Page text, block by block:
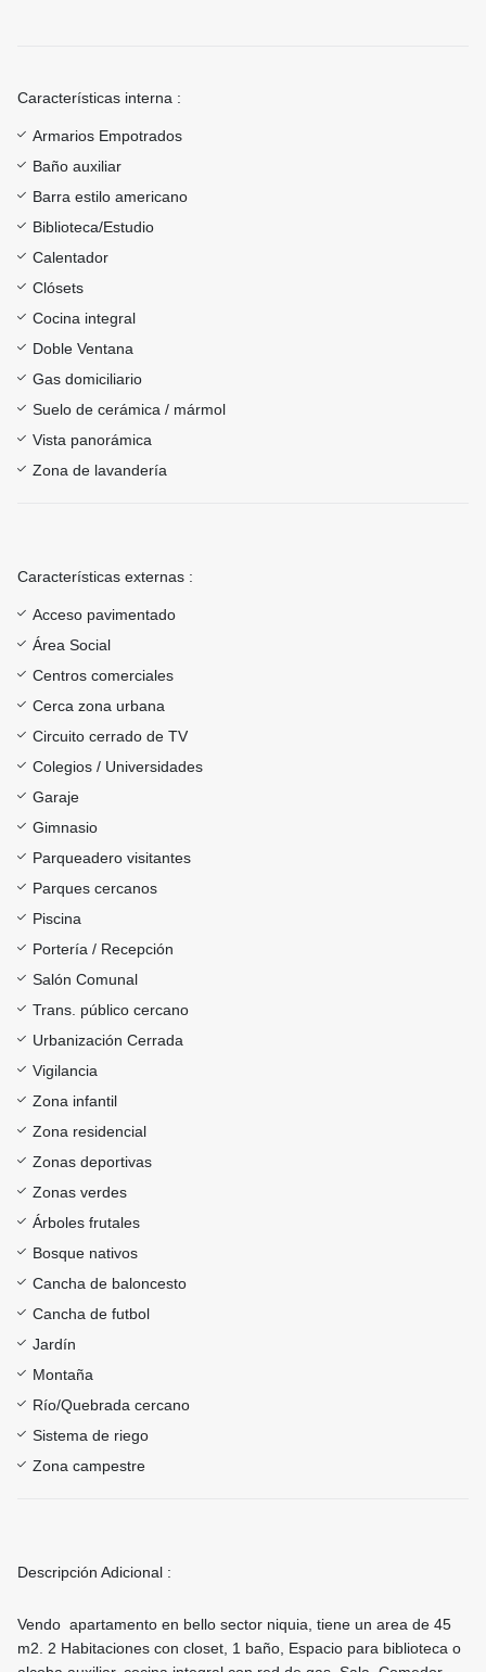
Características interna :
Armarios Empotrados
Baño auxiliar
Barra estilo americano
Biblioteca/Estudio
Calentador
Clósets
Cocina integral
Doble Ventana
Gas domiciliario
Suelo de cerámica / mármol
Vista panorámica
Zona de lavandería
Características externas :
Acceso pavimentado
Área Social
Centros comerciales
Cerca zona urbana
Circuito cerrado de TV
Colegios / Universidades
Garaje
Gimnasio
Parqueadero visitantes
Parques cercanos
Piscina
Portería / Recepción
Salón Comunal
Trans. público cercano
Urbanización Cerrada
Vigilancia
Zona infantil
Zona residencial
Zonas deportivas
Zonas verdes
Árboles frutales
Bosque nativos
Cancha de baloncesto
Cancha de futbol
Jardín
Montaña
Río/Quebrada cercano
Sistema de riego
Zona campestre
Descripción Adicional :
Vendo apartamento en bello sector niquia, tiene un area de 45
m2. 2 Habitaciones con closet, 1 baño, Espacio para biblioteca o